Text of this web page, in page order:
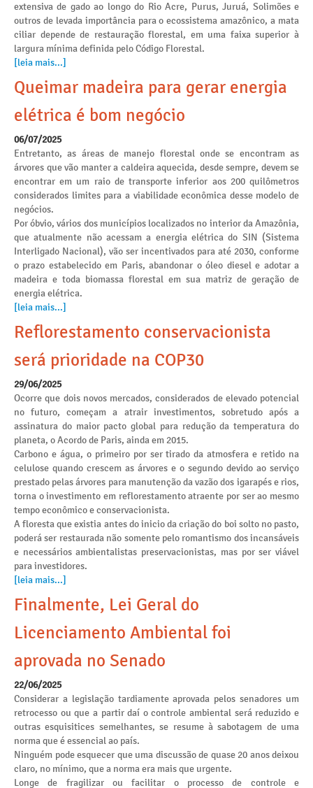
extensiva de gado ao longo do Rio Acre, Purus, Juruá, Solimões e
outros de levada importância para o ecossistema amazônico, a mata
ciliar depende de restauração florestal, em uma faixa superior à
largura mínima definida pelo Código Florestal.
[leia mais...]
Queimar madeira para gerar energia
elétrica é bom negócio
06/07/2025
Entretanto, as áreas de manejo florestal onde se encontram as
árvores que vão manter a caldeira aquecida, desde sempre, devem se
encontrar em um raio de transporte inferior aos 200 quilômetros
considerados limites para a viabilidade econômica desse modelo de
negócios.
Por óbvio, vários dos municípios localizados no interior da Amazônia,
que atualmente não acessam a energia elétrica do SIN (Sistema
Interligado Nacional), vão ser incentivados para até 2030, conforme
o prazo estabelecido em Paris, abandonar o óleo diesel e adotar a
madeira e toda biomassa florestal em sua matriz de geração de
energia elétrica.
[leia mais...]
Reflorestamento conservacionista
será prioridade na COP30
29/06/2025
Ocorre que dois novos mercados, considerados de elevado potencial
no futuro, começam a atrair investimentos, sobretudo após a
assinatura do maior pacto global para redução da temperatura do
planeta, o Acordo de Paris, ainda em 2015.
Carbono e água, o primeiro por ser tirado da atmosfera e retido na
celulose quando crescem as árvores e o segundo devido ao serviço
prestado pelas árvores para manutenção da vazão dos igarapés e rios,
torna o investimento em reflorestamento atraente por ser ao mesmo
tempo econômico e conservacionista.
A floresta que existia antes do inicio da criação do boi solto no pasto,
poderá ser restaurada não somente pelo romantismo dos incansáveis
e necessários ambientalistas preservacionistas, mas por ser viável
para investidores.
[leia mais...]
Finalmente, Lei Geral do
Licenciamento Ambiental foi
aprovada no Senado
22/06/2025
Considerar a legislação tardiamente aprovada pelos senadores um
retrocesso ou que a partir daí o controle ambiental será reduzido e
outras esquisitices semelhantes, se resume à sabotagem de uma
norma que é essencial ao país.
Ninguém pode esquecer que uma discussão de quase 20 anos deixou
claro, no mínimo, que a norma era mais que urgente.
Longe de fragilizar ou facilitar o processo de controle e